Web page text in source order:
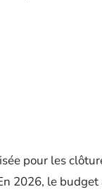
pour les
2026, le